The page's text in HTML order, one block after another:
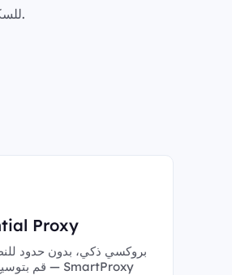
اختر ما تحتاجه — بروكسيات للحالات الذكية، بروكسيات ذكية، وواجهات API للسكرابينج بأسعار قابلة للتوسع لأي سير عمل تجاري.
Proxy
بروكسي ذكي، بدون حدود
— قم بتوسيع نطاق عملك بحرية مع SmartProxy